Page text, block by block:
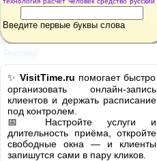
Введите первые буквы слова
✨ VisitTime.ru помогает быстро
организовать онлайн-запись
клиентов и держать расписание
под контролем.
📅 Настройте услуги и
длительность приёма, откройте
свободные окна — и клиенты
запишутся сами в пару кликов.